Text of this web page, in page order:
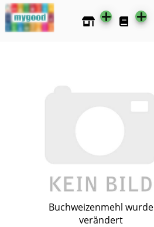
Buchweizenmehl wurde
verändert